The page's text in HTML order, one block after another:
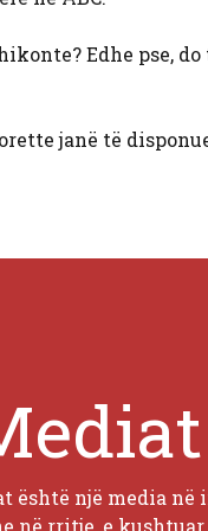
Edhe pse,
janë të
është një media
në rritje, e